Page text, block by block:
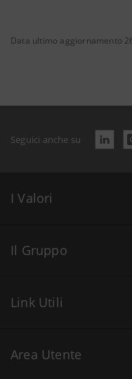
Data ultimo aggiornamento
Seguici anche su
I Valori
Il Gruppo
Link Utili
Area Utente